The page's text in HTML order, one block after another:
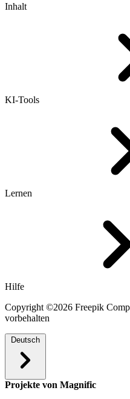
Inhalt
KI-Tools
Lernen
Hilfe
Copyright ©2026 Freepik
vorbehalten
Deutsch
Projekte von Magnific